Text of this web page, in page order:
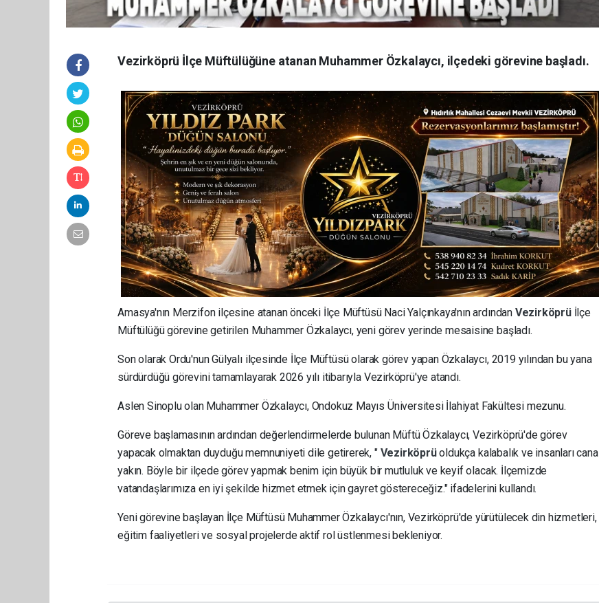
Vezirköprü İlçe Müftülüğüne atanan Muhammer Özkalaycı, ilçedeki görevine başladı.
Amasya'nın Merzifon ilçesine atanan önceki İlçe Müftüsü Naci Yalçınkaya'nın ardından Vezirköprü İlçe
Müftülüğü görevine getirilen Muhammer Özkalaycı, yeni görev yerinde mesaisine başladı.
Son olarak Ordu'nun Gülyalı ilçesinde İlçe Müftüsü olarak görev yapan Özkalaycı, 2019 yılından bu yana
sürdürdüğü görevini tamamlayarak 2026 yılı itibarıyla Vezirköprü'ye atandı.
Aslen Sinoplu olan Muhammer Özkalaycı, Ondokuz Mayıs Üniversitesi İlahiyat Fakültesi mezunu.
Göreve başlamasının ardından değerlendirmelerde bulunan Müftü Özkalaycı, Vezirköprü'de görev
yapacak olmaktan duyduğu memnuniyeti dile getirerek, " Vezirköprüoldukça kalabalık ve insanları cana
yakın. Böyle bir ilçede görev yapmak benim için büyük bir mutluluk ve keyif olacak. İlçemizde
vatandaşlarımıza en iyi şekilde hizmet etmek için gayret göstereceğiz." ifadelerini kullandı.
Yeni görevine başlayan İlçe Müftüsü Muhammer Özkalaycı'nın, Vezirköprü'de yürütülecek din hizmetleri,
eğitim faaliyetleri ve sosyal projelerde aktif rol üstlenmesi bekleniyor.